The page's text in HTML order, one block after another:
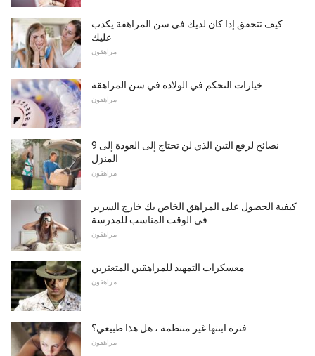
كيف تتحقق إذا كان لديك في سن المراهقة يكذب
عليك
مراهقون
خيارات التحكم في الولادة في سن المراهقة
مراهقون
9 نصائح لرفع التين الذي لن تحتاج إلى العودة إلى
المنزل
مراهقون
كيفية الحصول على المراهق الخاص بك خارج السرير
في الوقت المناسب للمدرسة
مراهقون
معسكرات التمهيد للمراهقين المتعثرين
مراهقون
فترة ابنتها غير منتظمة ، هل هذا طبيعي؟
مراهقون